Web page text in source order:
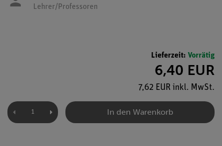
Lehrer/Professoren
Lieferzeit: Vorrätig
6,40 EUR
7,62 EUR inkl. MwSt.
In den Warenkorb